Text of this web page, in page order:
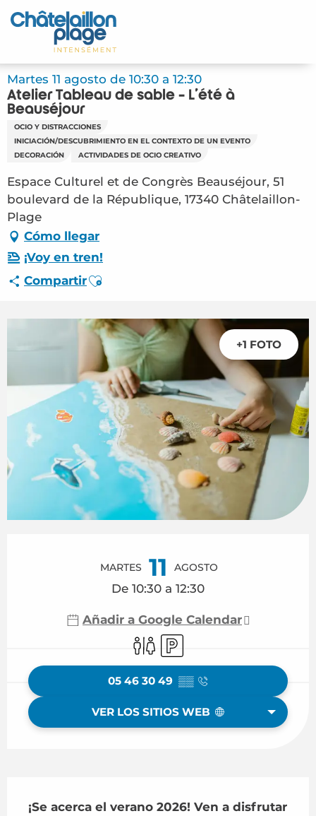
Aller
au
principal
Inicio – ES
Descubra
Actividades
Vivir
Su estancia - ES
FMA – Atelier Tableau de sable – L’été à
Beauséjour (Châtelaillon-Plage) #6415834
Martes 11 agosto de 10:30 a 12:30
Atelier Tableau de sable - L'été à
Beauséjour
OCIO Y DISTRACCIONES
INICIACIÓN/DESCUBRIMIENTO EN EL CONTEXTO DE UN EVENTO
DECORACIÓN
ACTIVIDADES DE OCIO CREATIVO
Espace Culturel et de Congrès Beauséjour, 51
boulevard de la République, 17340 Châtelaillon-
Plage
Cómo llegar
¡Voy en tren!
CompartirAjouter aux favoris
+1 FOTO
MARTES 11 AGOSTO
De 10:30 a 12:30
Añadir a Google Calendar
AseosAparcamiento
05 46 30 49 ▒▒
VER LOS SITIOS WEB
¡Se acerca el verano 2026! Ven a disfrutar